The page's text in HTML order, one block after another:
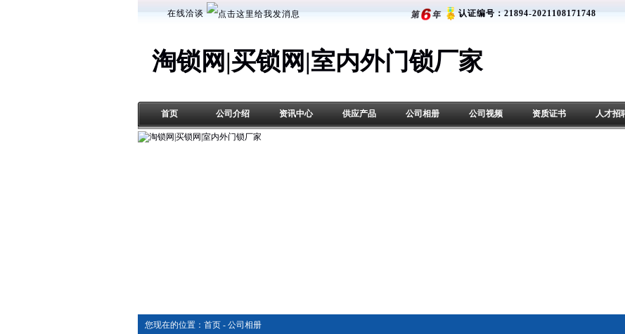
在线洽谈 认证编号：21894-2021108171748
淘锁网|买锁网|室内外门锁厂家
首页 公司介绍 资讯中心 供应产品 公司相册 公司视频 资质证书 人才招
您现在的位置： 首页 - 公司相册